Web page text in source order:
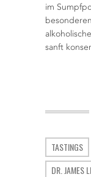
im
sanft
TASTINGS
DR. JAMES